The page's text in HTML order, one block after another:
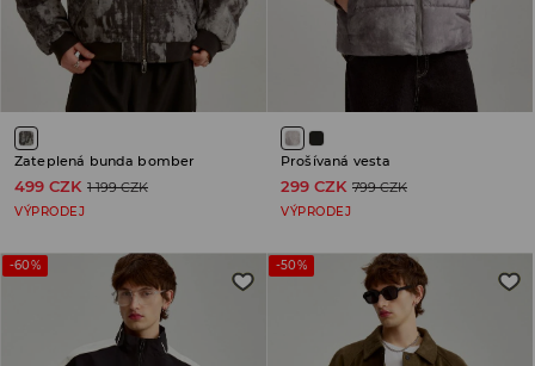
Zateplená bunda bomber
499 CZK 1 199 CZK
VÝPRODEJ
Prošívaná vesta
299 CZK 799 CZK
VÝPRODEJ
-60% -50%